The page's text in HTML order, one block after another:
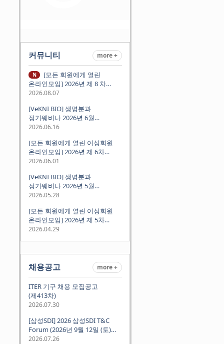
커뮤니티 more +
N
온라인모임] 2026년 제 8 차
정기모임 (8월 12일 수요일 저녁
경험담
2026.08.07
[VeKNI BIO] 생명분과
정기웨비나 2026년 6월
(2026.06.18 Thu 9:00PM)
2026.06.16
[모든 회원에게 열린 여성회원
온라인모임] 2026년 제 6차
정기모임 (6월 10일 수요일 저녁
2026.06.01
[VeKNI BIO] 생명분과
정기웨비나 2026년 5월
(2026.05.28 Thu 9:00PM)
2026.05.28
[모든 회원에게 열린 여성회원
온라인모임] 2026년 제 5차
정기모임 (5월 12일 화요일 저녁
2026.04.29
채용공고 more +
ITER 기구 채용 모집공고
(제413차)
2026.07.30
[삼성SDI] 2026 삼성SDI T&C
Forum (2026년 9월 12일 (토)
뮌헨 개최)
2026.07.26